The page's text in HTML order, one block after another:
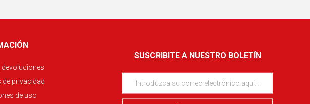
SUSCRIBITE A NUESTRO BOLETÍN
devoluciones
de privacidad
de uso